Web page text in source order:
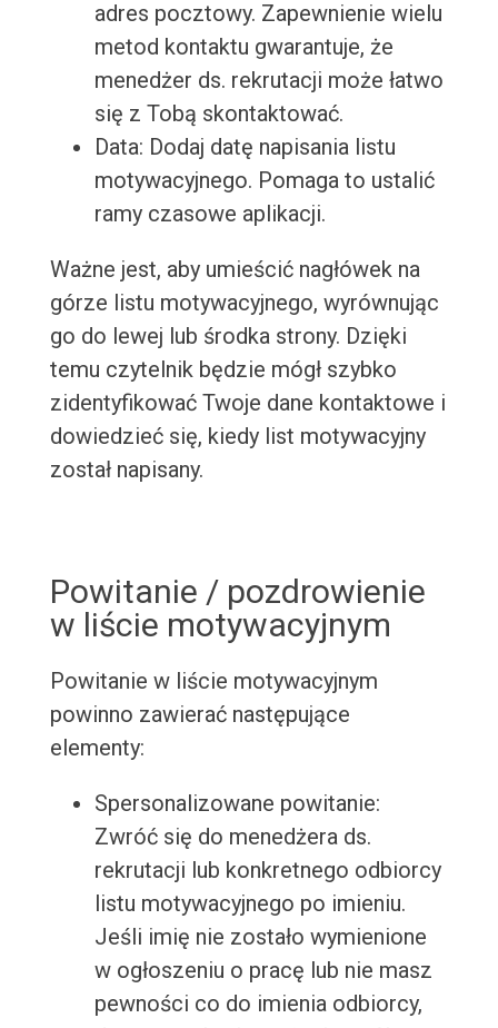
adres pocztowy. Zapewnienie wielu
metod kontaktu gwarantuje, że
menedżer ds. rekrutacji może łatwo
się z Tobą skontaktować.
Data: Dodaj datę napisania listu
motywacyjnego. Pomaga to ustalić
ramy czasowe aplikacji.
Ważne jest, aby umieścić nagłówek na
górze listu motywacyjnego, wyrównując
go do lewej lub środka strony. Dzięki
temu czytelnik będzie mógł szybko
zidentyfikować Twoje dane kontaktowe i
dowiedzieć się, kiedy list motywacyjny
został napisany.
Powitanie / pozdrowienie
w liście motywacyjnym
Powitanie w liście motywacyjnym
powinno zawierać następujące
elementy:
Spersonalizowane powitanie:
Zwróć się do menedżera ds.
rekrutacji lub konkretnego odbiorcy
listu motywacyjnego po imieniu.
Jeśli imię nie zostało wymienione
w ogłoszeniu o pracę lub nie masz
pewności co do imienia odbiorcy,